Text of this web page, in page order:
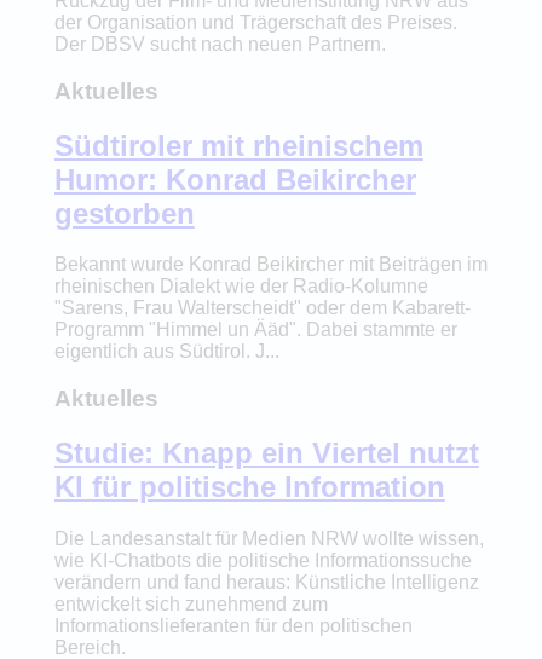
der Organisation und Trägerschaft des Preises.
Der DBSV sucht nach neuen Partnern.
Aktuelles
Südtiroler mit rheinischem
Humor: Konrad Beikircher
gestorben
Bekannt wurde Konrad Beikircher mit Beiträgen im
rheinischen Dialekt wie der Radio-Kolumne
"Sarens, Frau Walterscheidt" oder dem Kabarett-
Programm "Himmel un Ääd". Dabei stammte er
eigentlich aus Südtirol. J...
Aktuelles
Studie: Knapp ein Viertel nutzt
KI für politische Information
Die Landesanstalt für Medien NRW wollte wissen,
wie KI-Chatbots die politische Informationssuche
verändern und fand heraus: Künstliche Intelligenz
entwickelt sich zunehmend zum
Informationslieferanten für den politischen
Bereich.